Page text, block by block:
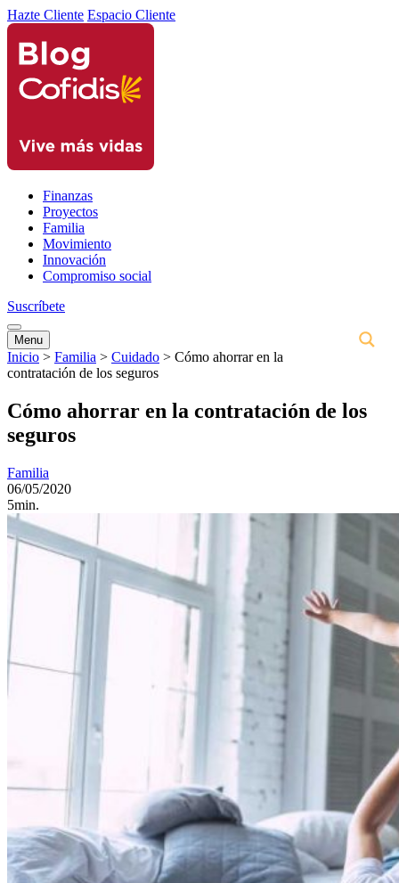
Hazte Cliente Espacio Cliente
Finanzas
Proyectos
Familia
Movimiento
Innovación
Compromiso social
Suscríbete
Menu
Inicio > Familia > Cuidado > Cómo ahorrar en la
contratación de los seguros
Cómo ahorrar en la contratación de los
seguros
Familia
06/05/2020
5min.